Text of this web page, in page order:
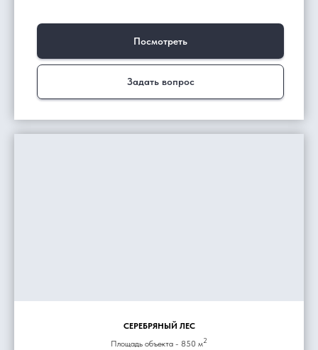
Посмотреть
Задать вопрос
СЕРЕБРЯНЫЙ ЛЕС
Площадь объекта - 850 м2